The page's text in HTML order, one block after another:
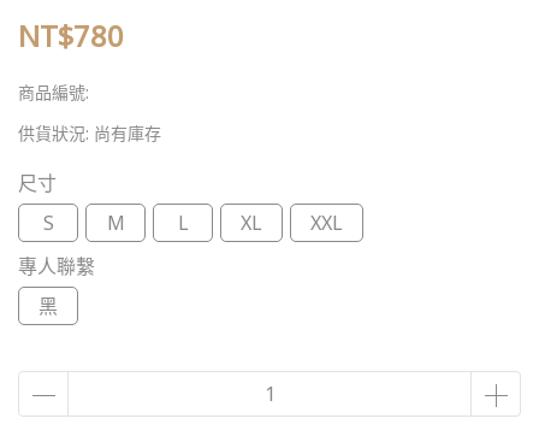
NT$780
商品編號:
供貨狀況: 尚有庫存
尺寸
S
M L XL
XXL
專人聯繫
黑